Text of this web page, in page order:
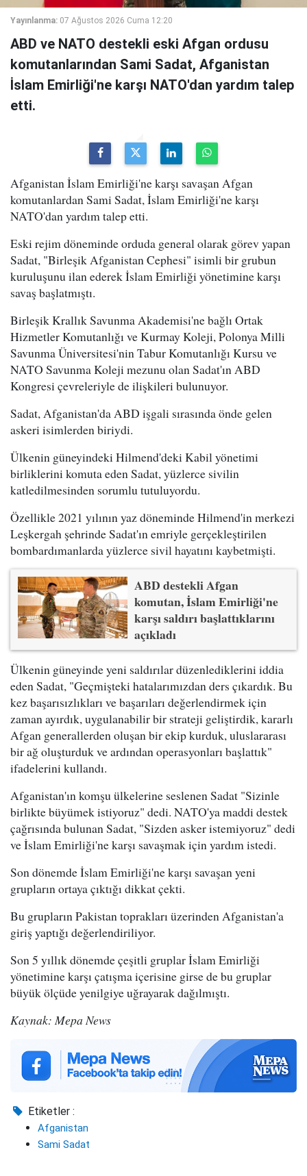
Yayınlanma: 07 Ağustos 2026 Cuma 12:20
ABD ve NATO destekli eski Afgan ordusu
komutanlarından Sami Sadat, Afganistan
İslam Emirliği'ne karşı NATO'dan yardım talep
etti.
Afganistan İslam Emirliği'ne karşı savaşan Afgan
komutanlardan Sami Sadat, İslam Emirliği'ne karşı
NATO'dan yardım talep etti.
Eski rejim döneminde orduda general olarak görev yapan
Sadat, "Birleşik Afganistan Cephesi" isimli bir grubun
kuruluşunu ilan ederek İslam Emirliği yönetimine karşı
savaş başlatmıştı.
Birleşik Krallık Savunma Akademisi'ne bağlı Ortak
Hizmetler Komutanlığı ve Kurmay Koleji, Polonya Milli
Savunma Üniversitesi'nin Tabur Komutanlığı Kursu ve
NATO Savunma Koleji mezunu olan Sadat'ın ABD
Kongresi çevreleriyle de ilişkileri bulunuyor.
Sadat, Afganistan'da ABD işgali sırasında önde gelen
askeri isimlerden biriydi.
Ülkenin güneyindeki Hilmend'deki Kabil yönetimi
birliklerini komuta eden Sadat, yüzlerce sivilin
katledilmesinden sorumlu tutuluyordu.
Özellikle 2021 yılının yaz döneminde Hilmend'in merkezi
Leşkergah şehrinde Sadat'ın emriyle gerçekleştirilen
bombardımanlarda yüzlerce sivil hayatını kaybetmişti.
ABD destekli Afgan
komutan, İslam Emirliği'ne
karşı saldırı başlattıklarını
açıkladı
Ülkenin güneyinde yeni saldırılar düzenlediklerini iddia
eden Sadat, "Geçmişteki hatalarımızdan ders çıkardık. Bu
kez başarısızlıkları ve başarıları değerlendirmek için
zaman ayırdık, uygulanabilir bir strateji geliştirdik, kararlı
Afgan generallerden oluşan bir ekip kurduk, uluslararası
bir ağ oluşturduk ve ardından operasyonları başlattık"
ifadelerini kullandı.
Afganistan'ın komşu ülkelerine seslenen Sadat "Sizinle
birlikte büyümek istiyoruz" dedi. NATO'ya maddi destek
çağrısında bulunan Sadat, "Sizden asker istemiyoruz" dedi
ve İslam Emirliği'ne karşı savaşmak için yardım istedi.
Son dönemde İslam Emirliği'ne karşı savaşan yeni
grupların ortaya çıktığı dikkat çekti.
Bu grupların Pakistan toprakları üzerinden Afganistan'a
giriş yaptığı değerlendiriliyor.
Son 5 yıllık dönemde çeşitli gruplar İslam Emirliği
yönetimine karşı çatışma içerisine girse de bu gruplar
büyük ölçüde yenilgiye uğrayarak dağılmıştı.
Kaynak: Mepa News
Etiketler :
Afganistan
Sami Sadat